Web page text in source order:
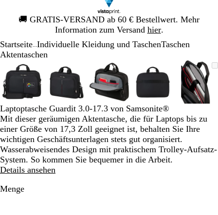
🚚 GRATIS-VERSAND ab 60 € Bestellwert. Mehr
Information zum Versand hier.
Galeriebild
1
Startseite Individuelle Kleidung und TaschenTaschen
Aktentaschen
Vergrößer-/verkleinerbares
Bild
Zoom
auf
Minimum
Klicken
zum
Vergrößern
Verwenden
Sie
die
Tasten
+
und
-
zum
Zoomen
und
die
Pfeiltasten
zum
Vergrößer-/verkleinerbares
Bild
Zoom
auf
Minimum
Klicken
zum
Vergrößern
Verwenden
Sie
Tasten
+
und
-
zum
Zoomen
und
Vergrößer-/verkleinerbares
Bild
Zoom
auf
Minimum
Klicken
zum
Vergrößern
Verwenden
Sie
die
Tasten
+
und
-
zum
Zoomen
und
Vergrößer-/
Bild
Zoom
auf
Minimum
Klicken
zum
Vergrößern
Verwenden
Sie
Tasten
+
und
-
zum
Zoomen
und
Bild
Zoom
auf
zum
Sie
die
Tasten
+
und
-
Galeriebild
von
5
Laptoptasche Guardit 3.0-17.3 von Samsonite®
Mit dieser geräumigen Aktentasche, die für Laptops bis zu
einer Größe von 17,3 Zoll geeignet ist, behalten Sie Ihre
wichtigen Geschäftsunterlagen stets gut organisiert.
Wasserabweisendes Design mit praktischem Trolley-Aufsatz-
System. So kommen Sie bequemer in die Arbeit.
Details ansehen
Menge